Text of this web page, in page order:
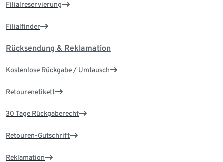
Filialreservierung
Filialfinder
Rücksendung & Reklamation
Kostenlose Rückgabe / Umtausch
Retourenetikett
30 Tage Rückgaberecht
Retouren-Gutschrift
Reklamation